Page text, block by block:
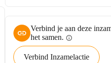
Verbind je aan deze
het samen. info
Verbind Inzamelactie